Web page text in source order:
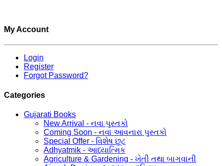
My Account
Login
Register
Forgot Password?
Categories
Gujarati Books
New Arrival - નવા પુસ્તકો
Coming Soon - નવા આવનારા પુસ્તકો
Special Offer - વિશેષ છૂટ
Adhyatmik - આધ્યાત્મિક
Agriculture & Gardening - ખેતી તથા બાગવાની